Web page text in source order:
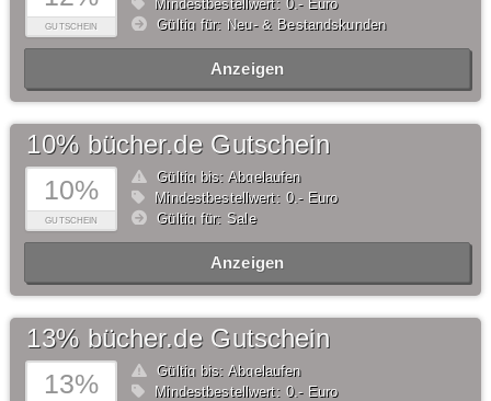
GUTSCHEIN
Mindestbestellwert: 0,- Euro
Gültig für: Neu- & Bestandskunden
Anzeigen
10%
GUTSCHEIN
10% bücher.de Gutschein
Gültig bis: Abgelaufen
Mindestbestellwert: 0,- Euro
Gültig für: Sale
Anzeigen
13%
13% bücher.de Gutschein
Gültig bis: Abgelaufen
Mindestbestellwert: 0,- Euro